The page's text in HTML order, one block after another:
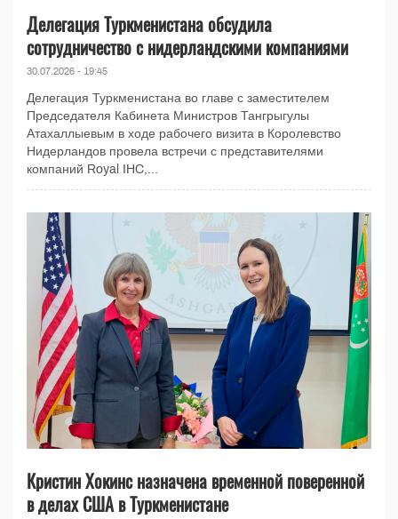
Делегация Туркменистана обсудила
сотрудничество с нидерландскими компаниями
30.07.2026 - 19:45
Делегация Туркменистана во главе с заместителем
Председателя Кабинета Министров Тангрыгулы
Атахаллыевым в ходе рабочего визита в Королевство
Нидерландов провела встречи с представителями
компаний Royal IHC,...
Кристин Хокинс назначена временной поверенной
в делах США в Туркменистане